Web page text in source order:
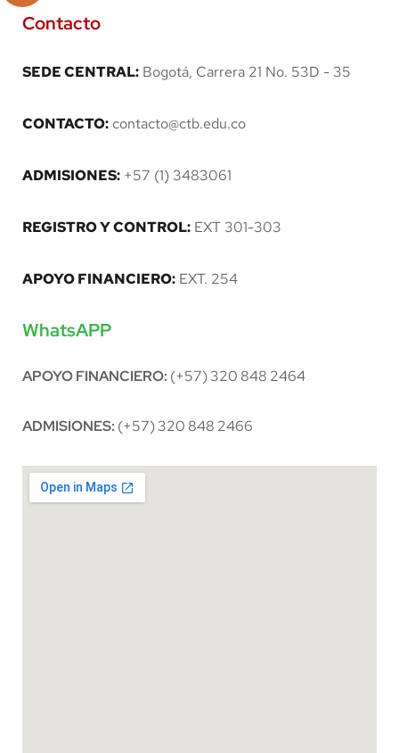
Contacto
SEDE CENTRAL: Bogotá, Carrera 21 No. 53D - 35
CONTACTO: contacto@ctb.edu.co
ADMISIONES: +57 (1) 3483061
REGISTRO Y CONTROL: EXT 301-303
APOYO FINANCIERO: EXT. 254
WhatsAPP
APOYO FINANCIERO: (+57) 320 848 2464
ADMISIONES: (+57) 320 848 2466